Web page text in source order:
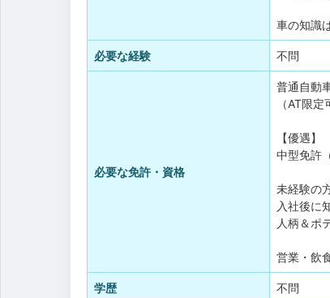
車の知識
必要な経験 不問
必要な免許・資格
普通自動
（AT限定
【優遇】
中型免許
未経験の
入社後に
人柄＆ポ
営業・飲
学歴 不問